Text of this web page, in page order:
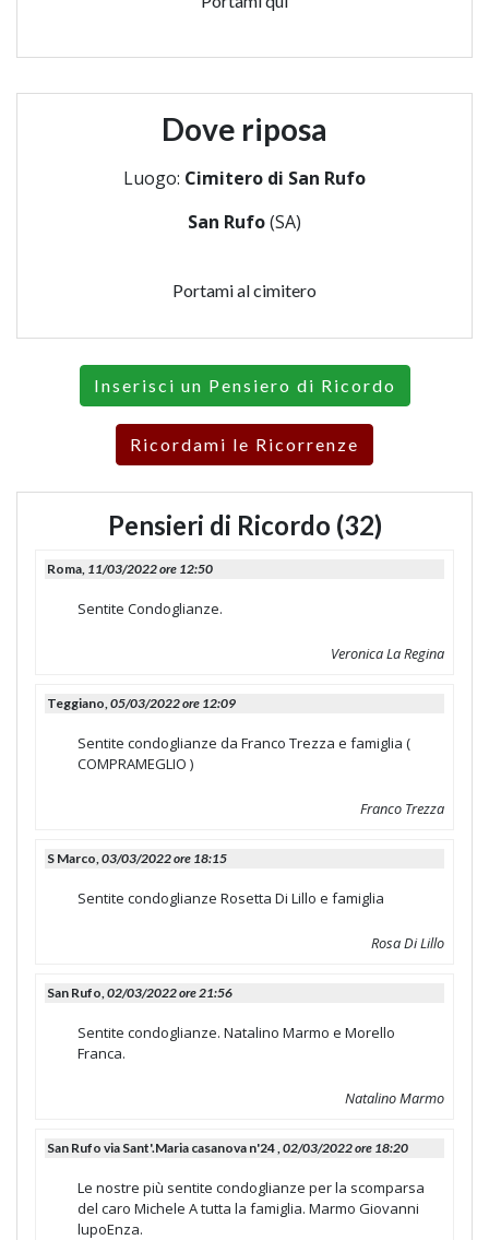
Dove riposa
Luogo: Cimitero di San Rufo
San Rufo(SA)
Portami al cimitero
Inserisci un Pensiero di Ricordo
Ricordami le Ricorrenze
Pensieri di Ricordo (32)
Roma, 11/03/2022 ore 12:50
Sentite Condoglianze.
Veronica La Regina
Teggiano, 05/03/2022 ore 12:09
Sentite condoglianze da Franco Trezza e famiglia (
COMPRAMEGLIO )
Franco Trezza
S Marco, 03/03/2022 ore 18:15
Sentite condoglianze Rosetta Di Lillo e famiglia
Rosa Di Lillo
San Rufo, 02/03/2022 ore 21:56
Sentite condoglianze. Natalino Marmo e Morello
Franca.
Natalino Marmo
San Rufo via Sant'.Maria casanova n'24 , 02/03/2022 ore 18:20
Le nostre più sentite condoglianze per la scomparsa
del caro Michele A tutta la famiglia. Marmo Giovanni
lupoEnza.